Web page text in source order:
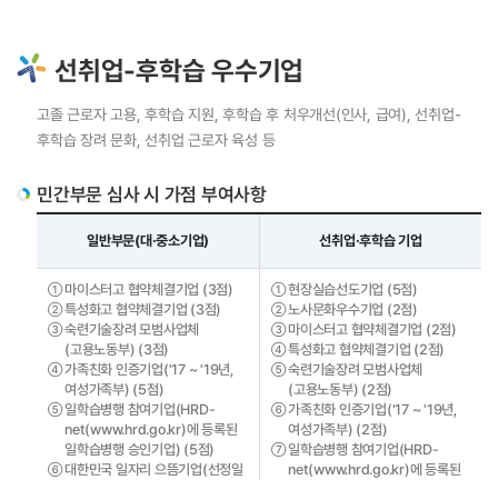
HRD4U
선취업-후학습 우수기업
고졸 근로자 고용, 후학습 지원, 후학습 후 처우개선(인사, 급여), 선취업-
후학습 장려 문화, 선취업 근로자 육성 등
민간부문 심사 시 가점 부여사항
일반부문(대·중소기업) 선취업·후학습 기업
① 마이스터고 협약체결기업 (3점)
② 특성화고 협약체결기업 (3점)
③ 숙련기술장려 모범사업체
(고용노동부) (3점)
④ 가족친화 인증기업('17 ~ '19년,
여성가족부) (5점)
⑤ 일학습병행 참여기업(HRD-
net(www.hrd.go.kr)에 등록된
일학습병행 승인기업) (5점)
⑥ 대한민국 일자리 으뜸기업(선정일
① 현장실습선도기업 (5점)
② 노사문화우수기업 (2점)
③ 마이스터고 협약체결기업 (2점)
④ 특성화고 협약체결기업 (2점)
⑤ 숙련기술장려 모범사업체
(고용노동부) (2점)
⑥ 가족친화 인증기업('17 ~ '19년,
여성가족부) (2점)
⑦ 일학습병행 참여기업(HRD-
net(www.hrd.go.kr)에 등록된